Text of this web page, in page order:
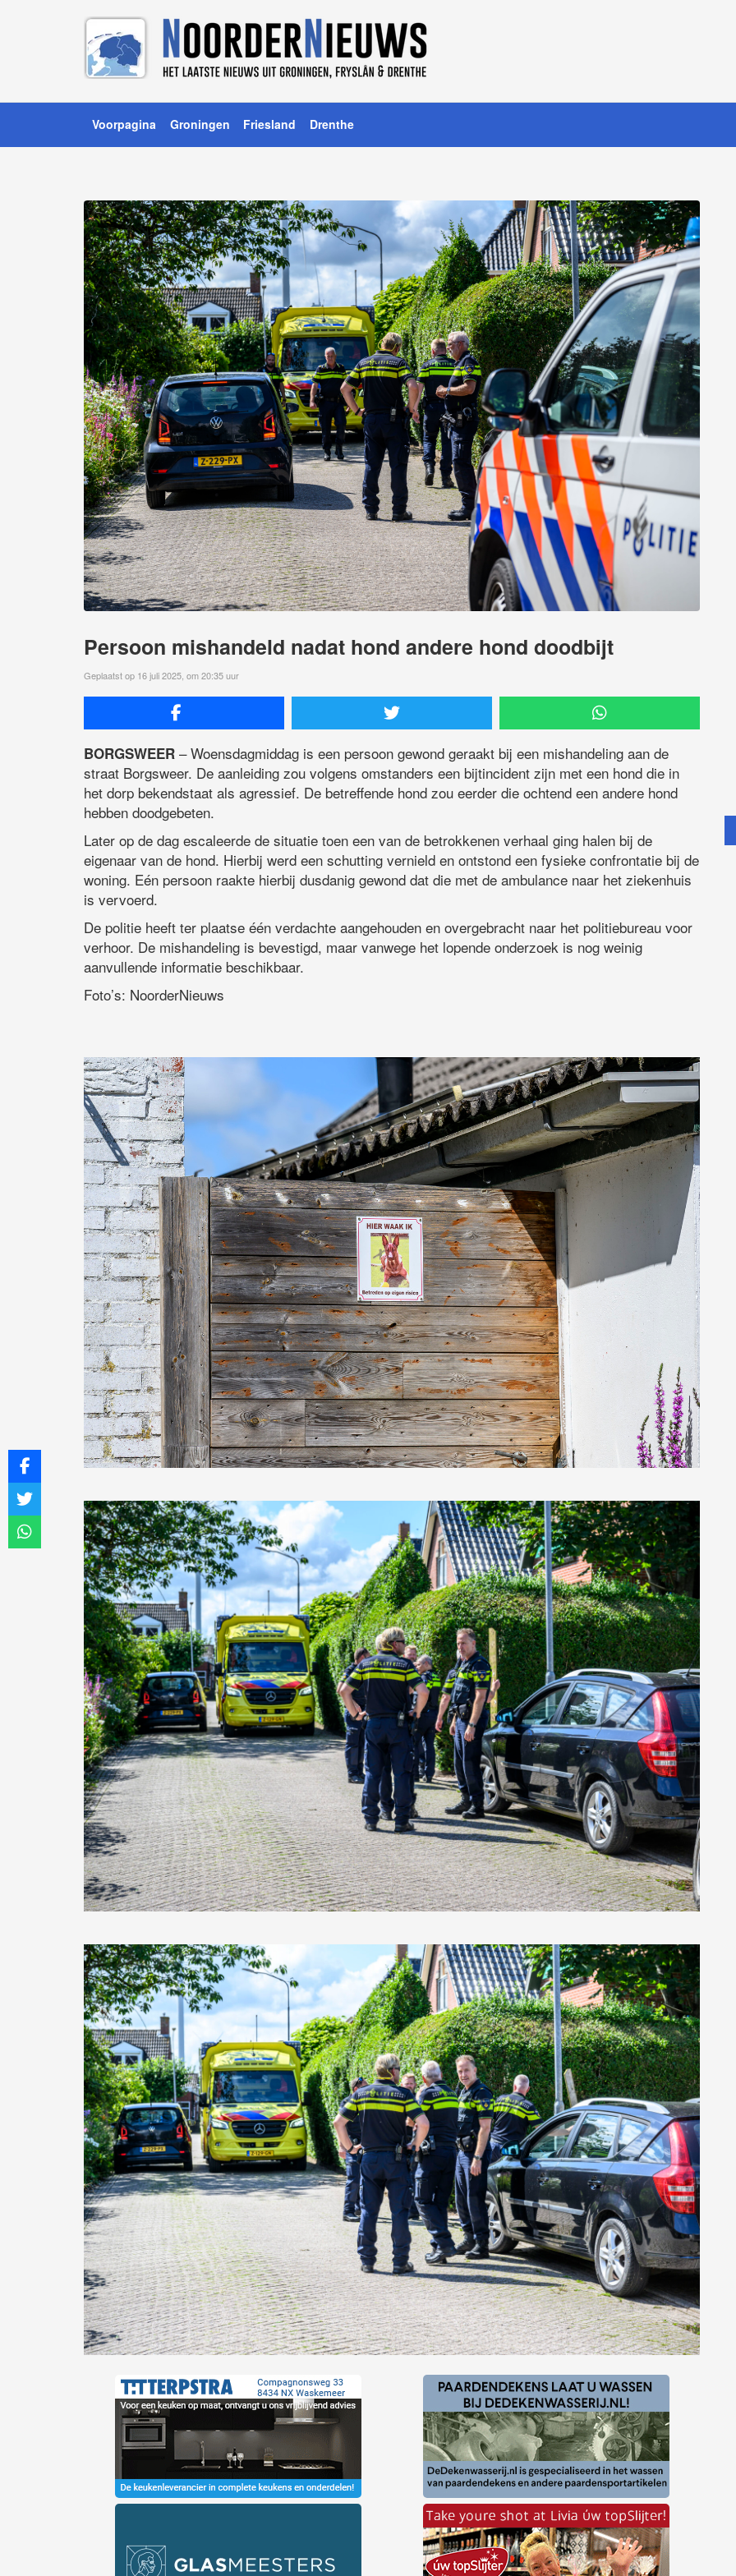
Voorpagina Groningen Friesland Drenthe
Persoon mishandeld nadat hond andere hond doodbijt
Geplaatst op 16 juli 2025, om 20:35 uur
BORGSWEER – Woensdagmiddag is een persoon gewond geraakt bij een mishandeling aan de
straat Borgsweer. De aanleiding zou volgens omstanders een bijtincident zijn met een hond die in
het dorp bekendstaat als agressief. De betreffende hond zou eerder die ochtend een andere hond
hebben doodgebeten.
Later op de dag escaleerde de situatie toen een van de betrokkenen verhaal ging halen bij de
eigenaar van de hond. Hierbij werd een schutting vernield en ontstond een fysieke confrontatie bij de
woning. Eén persoon raakte hierbij dusdanig gewond dat die met de ambulance naar het ziekenhuis
is vervoerd.
De politie heeft ter plaatse één verdachte aangehouden en overgebracht naar het politiebureau voor
verhoor. De mishandeling is bevestigd, maar vanwege het lopende onderzoek is nog weinig
aanvullende informatie beschikbaar.
Foto’s: NoorderNieuws